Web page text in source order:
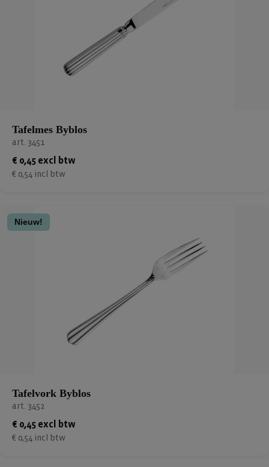
Tafelmes Byblos
art. 3451
€ 0,45 excl btw
€ 0,54 incl btw
Nieuw!
Tafelvork Byblos
art. 3452
€ 0,45 excl btw
€ 0,54 incl btw